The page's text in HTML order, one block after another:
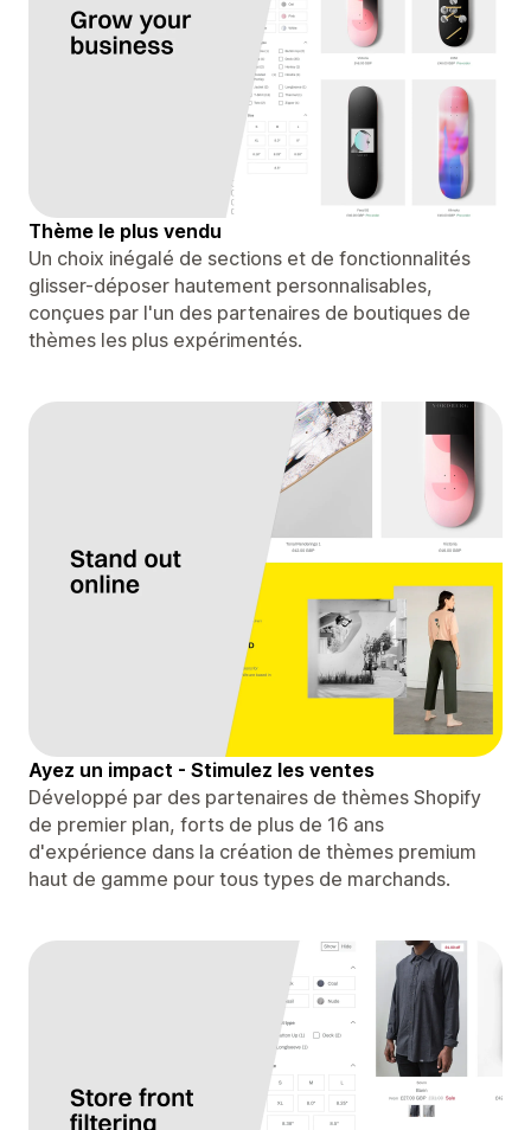
Thème le plus vendu
Un choix inégalé de sections et de fonctionnalités
glisser-déposer hautement personnalisables,
conçues par l'un des partenaires de boutiques de
thèmes les plus expérimentés.
Ayez un impact - Stimulez les ventes
Développé par des partenaires de thèmes Shopify
de premier plan, forts de plus de 16 ans
d'expérience dans la création de thèmes premium
haut de gamme pour tous types de marchands.